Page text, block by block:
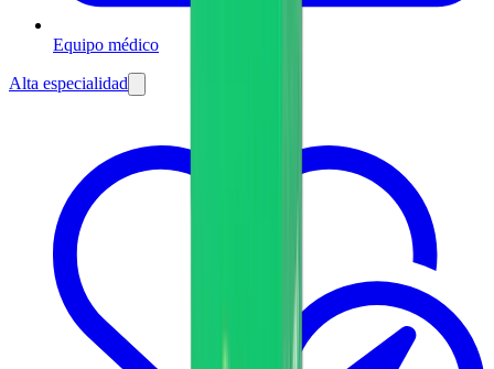
Equipo médico
Alta especialidad